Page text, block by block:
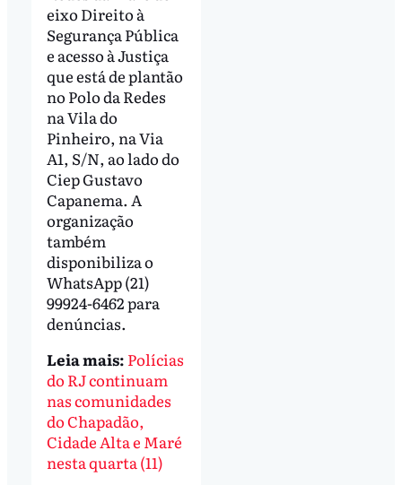
eixo Direito à
Segurança Pública
e acesso à Justiça
que está de plantão
no Polo da Redes
na Vila do
Pinheiro, na Via
A1, S/N, ao lado do
Ciep Gustavo
Capanema. A
organização
também
disponibiliza o
WhatsApp (21)
99924-6462 para
denúncias.
Leia mais: Polícias
do RJ continuam
nas comunidades
do Chapadão,
Cidade Alta e Maré
nesta quarta (11)